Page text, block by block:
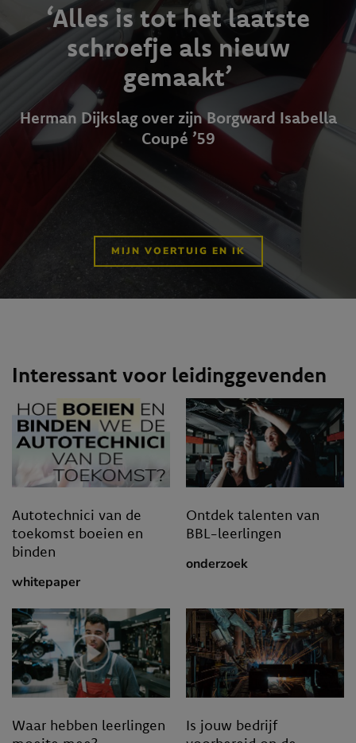
‘Alles is tot het laatste
schroefje als nieuw
gemaakt’
Herman Dijkslag over zijn Borgward Isabella
Coupé ’59
MIJN VOERTUIG EN IK
Interessant voor leidinggevenden
Autotechnici van de
toekomst boeien en
binden
whitepaper
Ontdek talenten van
BBL-leerlingen
onderzoek
Waar hebben leerlingen
Is jouw bedrijf